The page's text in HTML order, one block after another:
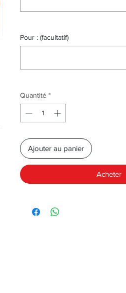
Pour : (facultatif)
Quantité *
Ajouter au panier
Acheter